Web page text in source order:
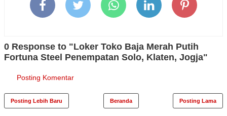
0 Response to "Loker Toko Baja Merah Putih
Fortuna Steel Penempatan Solo, Klaten, Jogja"
Posting Komentar
Posting Lebih Baru Posting Lama
Beranda